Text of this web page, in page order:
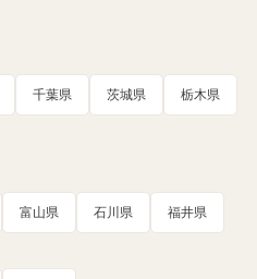
千葉県 茨城県 栃木県
富山県 石川県 福井県